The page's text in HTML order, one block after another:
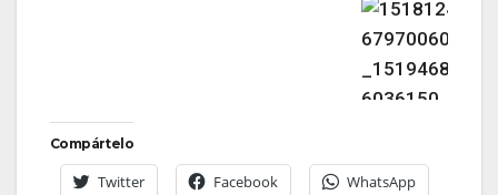
Compártelo
Twitter Facebook WhatsApp